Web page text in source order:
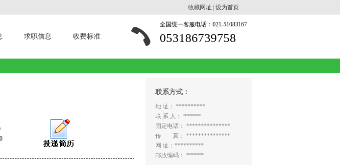
收藏网址 设为首页
求职信息 收费标准
全国统一客服电话：021-51083167
053186739758
联系方式：
地 址： **********
联 系 人： ******
固定电话： ***************
传 真： ***************
网 址：**********
邮政编码： ******